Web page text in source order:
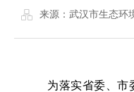
来源：武汉市生态环
为落实省委、市